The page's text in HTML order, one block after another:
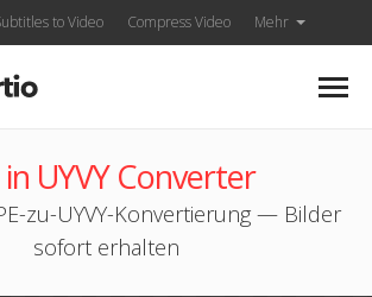
to Video Compress Video Mehr
in UYVY Converter
zu-UYVY-Konvertierung — Bilder
sofort erhalten